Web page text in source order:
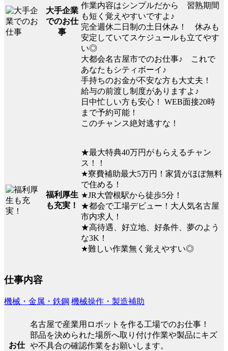
大手企業
でのお仕
事
作業内容はシンプルだから 習熟期間
も短く覚えやすいですよ♪
完全週休二日制の土日休み！ 休みも
安定していてスケジュールも立てやす
い◎
大都会名古屋市でのお仕事♪ これで
あなたもシティボーイ♪
手持ちのお金が不安な方も大丈夫！
給与の前渡し制度がありますよ♪
日中忙しい方も安心！ WEB面接20時
まで予約可能！
このチャンス絶対逃すな！
福利厚生
も充実！
★最大特典40万円がもらえるチャン
ス！！
★寮費補助最大5万円！家賃がほぼ無料
で住める！
★JR大曽根駅から徒歩5分！
★都会で工場デビュー！大人気名古屋
市内求人！
★高待遇、好立地、好条件、夢のよう
な3K！
★難しい作業無く覚えやすい◎
仕事内容
機械・金属・鉄鋼 機械操作・製造補助
お仕
名古屋で産業用ロボットを作る工場でのお仕事！
部品を決められた場所へ取り付け作業や製品にキズ
や不具合の確認作業をお願いします。